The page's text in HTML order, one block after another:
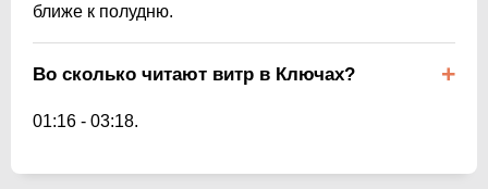
ближе к полудню.
Во сколько читают витр в Ключах?
01:16 - 03:18.